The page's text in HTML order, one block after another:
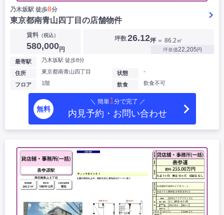
乃木坂駅 徒歩8分
東京都南青山四丁目の店舗物件
賃料（税込）
580,000円
坪数26.12坪 ＝ 86.2㎡
坪単価22,205円
最寄駅 乃木坂駅 徒歩8分
住所 東京都南青山四丁目
フロア 1階
状態 -
飲食 飲食不可
無料
＼ 簡単1分で完了 ／
内見予約・お問い合わせ